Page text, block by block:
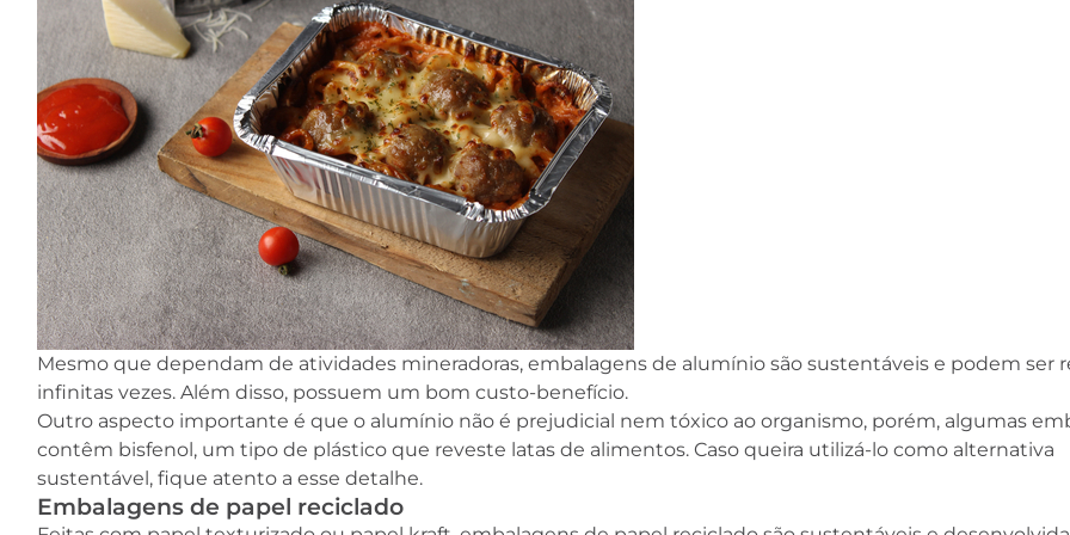
Mesmo que dependam de atividades mineradoras, embalagens de alumínio são sustentáveis e podem ser
infinitas vezes. Além disso, possuem um bom custo-benefício.
Outro aspecto importante é que o alumínio não é prejudicial nem tóxico ao organismo, porém, algumas
contêm bisfenol, um tipo de plástico que reveste latas de alimentos. Caso queira utilizá-lo como alternativa
sustentável, fique atento a esse detalhe.
Embalagens de papel reciclado